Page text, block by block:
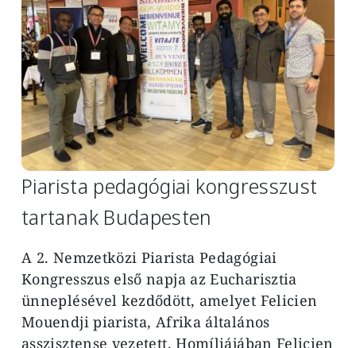
Piarista pedagógiai kongresszust
tartanak Budapesten
A 2. Nemzetközi Piarista Pedagógiai
Kongresszus első napja az Eucharisztia
ünneplésével kezdődött, amelyet Felicien
Mouendji piarista, Afrika általános
asszisztense vezetett. Homíliájában Felicien